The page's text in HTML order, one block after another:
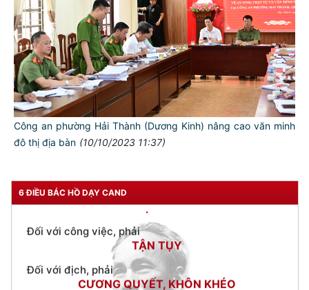
Công an phường Hải Thành (Dương Kinh) nâng cao văn minh
đô thị địa bàn (10/10/2023 11:37)
6 ĐIỀU BÁC HỒ DẠY CAND
Đối với tự mình, phải
CẦN, KIỆM, LIÊM, CHÍNH
Đối với đồng sự, phải
THÂN ÁI GIÚP ĐỠ
Đối với chính phủ, phải
TUYỆT ĐỐI TRUNG THÀNH
Đối với nhân dân, phải
KÍNH TRỌNG LỄ PHÉP
CƯƠNG QUYẾT, KHÔN KHÉO
Trích thư Chủ tịch Hồ Chí Minh
gửi Công an Khu XII,
ngày 11 tháng 3 năm 1948.